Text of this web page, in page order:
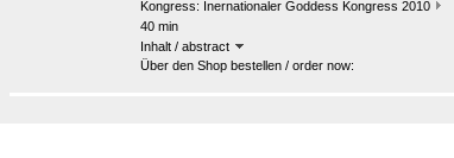
Kongress: Inernationaler Goddess Kongress 2010
40 min
Inhalt / abstract
Über den Shop bestellen / order now: